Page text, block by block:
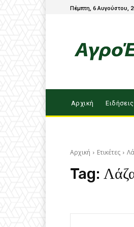
Πέμπτη, 6 Αυγούστου,
Αρχική Ειδήσεις
Αρχική Ετικέτες
Tag: